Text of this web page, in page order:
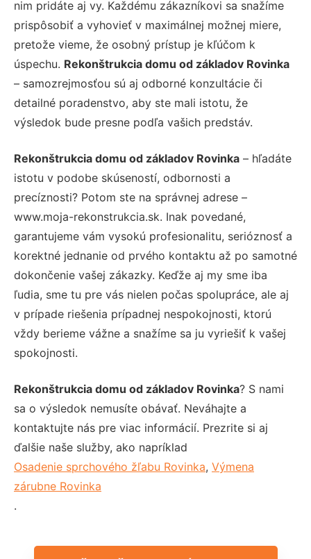
nim pridáte aj vy. Každému zákazníkovi sa snažíme
prispôsobiť a vyhovieť v maximálnej možnej miere,
pretože vieme, že osobný prístup je kľúčom k
úspechu. Rekonštrukcia domu od základov Rovinka
– samozrejmosťou sú aj odborné konzultácie či
detailné poradenstvo, aby ste mali istotu, že
výsledok bude presne podľa vašich predstáv.
Rekonštrukcia domu od základov Rovinka – hľadáte
istotu v podobe skúseností, odbornosti a
precíznosti? Potom ste na správnej adrese –
www.moja-rekonstrukcia.sk. Inak povedané,
garantujeme vám vysokú profesionalitu, serióznosť a
korektné jednanie od prvého kontaktu až po samotné
dokončenie vašej zákazky. Keďže aj my sme iba
ľudia, sme tu pre vás nielen počas spolupráce, ale aj
v prípade riešenia prípadnej nespokojnosti, ktorú
vždy berieme vážne a snažíme sa ju vyriešiť k vašej
spokojnosti.
Rekonštrukcia domu od základov Rovinka? S nami
sa o výsledok nemusíte obávať. Neváhajte a
kontaktujte nás pre viac informácií. Prezrite si aj
ďalšie naše služby, ako napríklad
Osadenie sprchového žľabu Rovinka, Výmena
zárubne Rovinka
.